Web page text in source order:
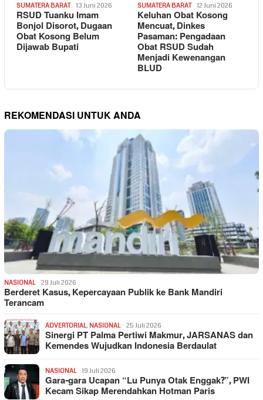
SUMATERA BARAT 13 Juni 2026
RSUD Tuanku Imam
Bonjol Disorot, Dugaan
Obat Kosong Belum
Dijawab Bupati
SUMATERA BARAT 12 Juni 2026
Keluhan Obat Kosong
Mencuat, Dinkes
Pasaman: Pengadaan
Obat RSUD Sudah
Menjadi Kewenangan
BLUD
REKOMENDASI UNTUK ANDA
NASIONAL 29 Juli 2026
Berderet Kasus, Kepercayaan Publik ke Bank Mandiri
Terancam
ADVERTORIAL, NASIONAL 25 Juli 2026
Sinergi PT Palma Pertiwi Makmur, JARSANAS dan
Kemendes Wujudkan Indonesia Berdaulat
NASIONAL 19 Juli 2026
Gara-gara Ucapan “Lu Punya Otak Enggak?”, PWI
Kecam Sikap Merendahkan Hotman Paris